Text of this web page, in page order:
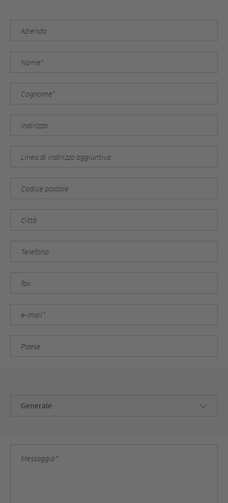
Generale